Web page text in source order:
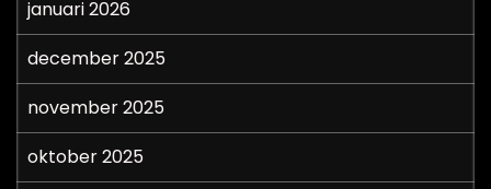
januari 2026
december 2025
november 2025
oktober 2025